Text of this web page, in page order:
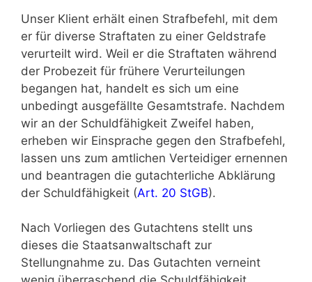
Unser Klient erhält einen Strafbefehl, mit dem
er für diverse Straftaten zu einer Geldstrafe
verurteilt wird. Weil er die Straftaten während
der Probezeit für frühere Verurteilungen
begangen hat, handelt es sich um eine
unbedingt ausgefällte Gesamtstrafe. Nachdem
wir an der Schuldfähigkeit Zweifel haben,
erheben wir Einsprache gegen den Strafbefehl,
lassen uns zum amtlichen Verteidiger ernennen
und beantragen die gutachterliche Abklärung
der Schuldfähigkeit (Art. 20 StGB).
Nach Vorliegen des Gutachtens stellt uns
dieses die Staatsanwaltschaft zur
Stellungnahme zu. Das Gutachten verneint